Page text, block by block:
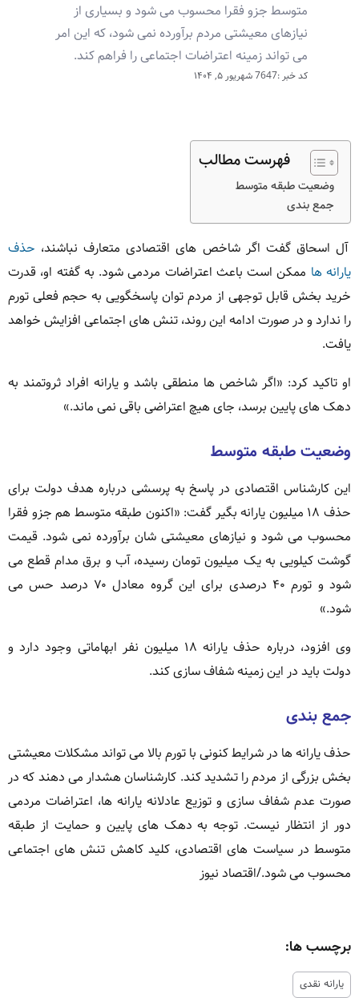
متوسط جزو فقرا محسوب می شود و بسیاری از
نیازهای معیشتی مردم برآورده نمی شود، که این امر
می تواند زمینه اعتراضات اجتماعی را فراهم کند.
کد خبر :7647 شهریور ۵, ۱۴۰۴
فهرست مطالب
وضعیت طبقه متوسط
جمع بندی
آل اسحاق گفت اگر شاخص های اقتصادی متعارف نباشند، حذف
یارانه ها ممکن است باعث اعتراضات مردمی شود. به گفته او، قدرت
خرید بخش قابل توجهی از مردم توان پاسخگویی به حجم فعلی تورم
را ندارد و در صورت ادامه این روند، تنش های اجتماعی افزایش خواهد
یافت.
او تاکید کرد: «اگر شاخص ها منطقی باشد و یارانه افراد ثروتمند به
دهک های پایین برسد، جای هیچ اعتراضی باقی نمی ماند.»
وضعیت طبقه متوسط
این کارشناس اقتصادی در پاسخ به پرسشی درباره هدف دولت برای
حذف ۱۸ میلیون یارانه بگیر گفت: «اکنون طبقه متوسط هم جزو فقرا
محسوب می شود و نیازهای معیشتی شان برآورده نمی شود. قیمت
گوشت کیلویی به یک میلیون تومان رسیده، آب و برق مدام قطع می
شود و تورم ۴۰ درصدی برای این گروه معادل ۷۰ درصد حس می
شود.»
وی افزود، درباره حذف یارانه ۱۸ میلیون نفر ابهاماتی وجود دارد و
دولت باید در این زمینه شفاف سازی کند.
جمع بندی
حذف یارانه ها در شرایط کنونی با تورم بالا می تواند مشکلات معیشتی
بخش بزرگی از مردم را تشدید کند. کارشناسان هشدار می دهند که در
صورت عدم شفاف سازی و توزیع عادلانه یارانه ها، اعتراضات مردمی
دور از انتظار نیست. توجه به دهک های پایین و حمایت از طبقه
متوسط در سیاست های اقتصادی، کلید کاهش تنش های اجتماعی
محسوب می شود./اقتصاد نیوز
برچسب ها:
یارانه نقدی